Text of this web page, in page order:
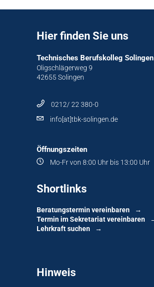
Hier finden Sie uns
Technisches Berufskolleg Solingen
Oligschlägerweg 9
42655 Solingen
0212/ 22 380-0
info[at]tbk-solingen.de
Öffnungszeiten
Mo-Fr von 8:00 Uhr bis 13:00 Uhr
Shortlinks
Beratungstermin vereinbaren
Termin im Sekretariat vereinbaren
Lehrkraft suchen
Hinweis